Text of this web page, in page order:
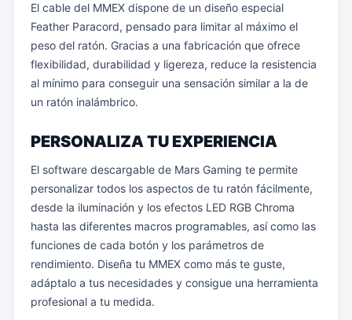
El cable del MMEX dispone de un diseño especial
Feather Paracord, pensado para limitar al máximo el
peso del ratón. Gracias a una fabricación que ofrece
flexibilidad, durabilidad y ligereza, reduce la resistencia
al mínimo para conseguir una sensación similar a la de
un ratón inalámbrico.
PERSONALIZA TU EXPERIENCIA
El software descargable de Mars Gaming te permite
personalizar todos los aspectos de tu ratón fácilmente,
desde la iluminación y los efectos LED RGB Chroma
hasta las diferentes macros programables, así como las
funciones de cada botón y los parámetros de
rendimiento. Diseña tu MMEX como más te guste,
adáptalo a tus necesidades y consigue una herramienta
profesional a tu medida.